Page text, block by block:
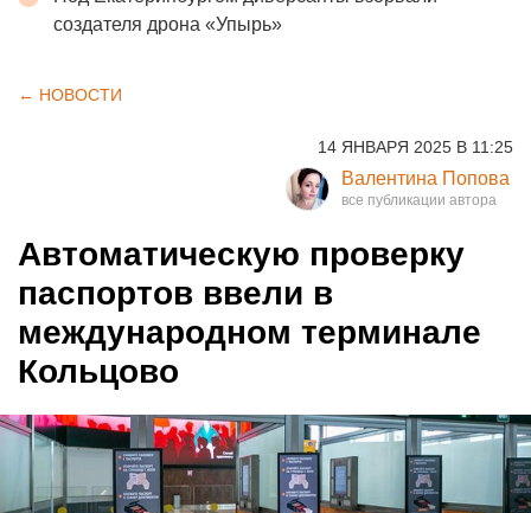
создателя дрона «Упырь»
← НОВОСТИ
14 ЯНВАРЯ 2025 В 11:25
Валентина Попова
Автоматическую проверку
паспортов ввели в
международном терминале
Кольцово